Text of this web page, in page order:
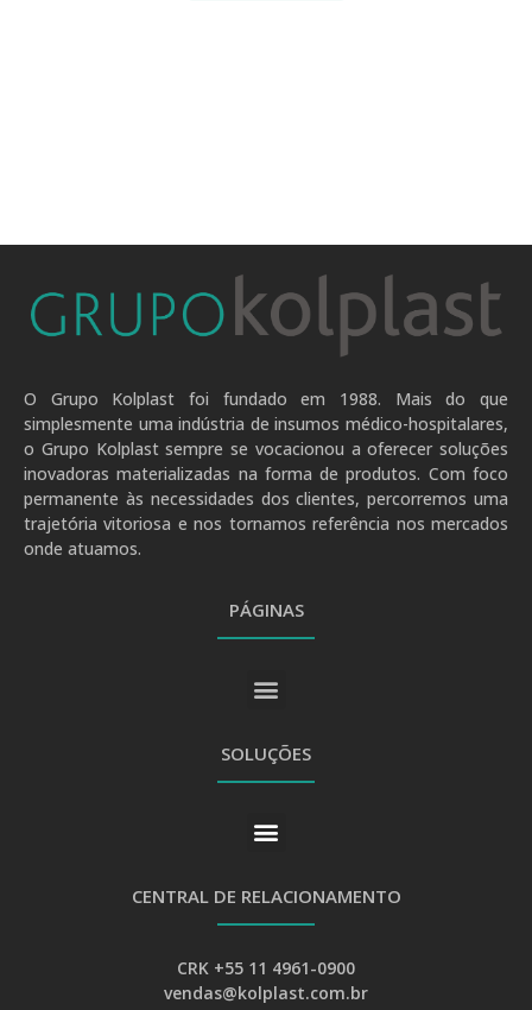
O Grupo Kolplast foi fundado em 1988. Mais do que
simplesmente uma indústria de insumos médico-hospitalares,
o Grupo Kolplast sempre se vocacionou a oferecer soluções
inovadoras materializadas na forma de produtos. Com foco
permanente às necessidades dos clientes, percorremos uma
trajetória vitoriosa e nos tornamos referência nos mercados
onde atuamos.
PÁGINAS
SOLUÇÕES
CENTRAL DE RELACIONAMENTO
CRK +55 11 4961-0900
vendas@kolplast.com.br